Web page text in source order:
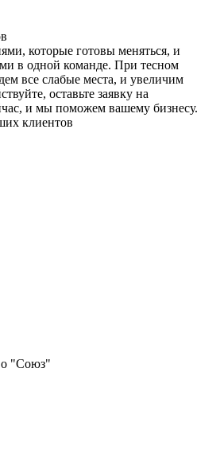
которые готовы меняться, и
в одной команде. При тесном
все слабые места, и увеличим
оставьте заявку на
и мы поможем вашему бизнесу.
клиентов
"Союз"